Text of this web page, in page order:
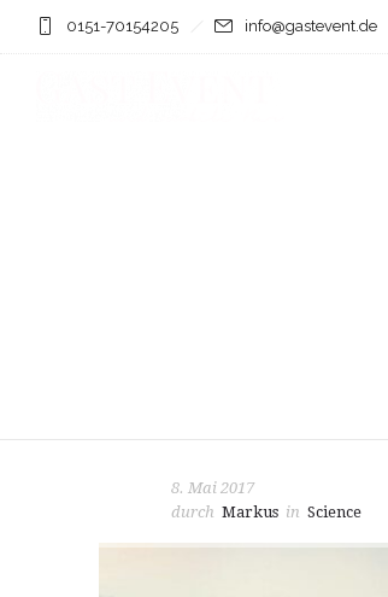
0151-70154205 info@gastevent.de
8. Mai 2017
durch Markus in Science